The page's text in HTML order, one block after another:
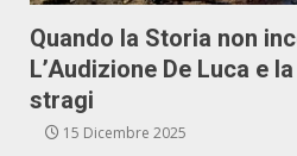
Quando la Storia non
L’Audizione De Luca e
stragi
15 Dicembre 2025